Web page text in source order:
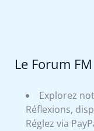
Le Forum FM
Explorez
Réflexions,
Réglez via